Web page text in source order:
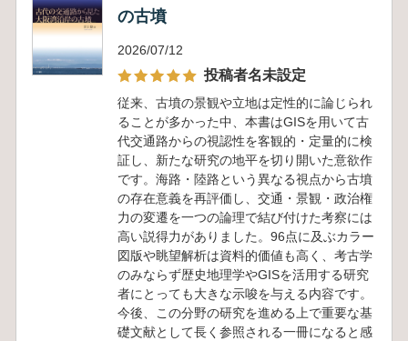
の古墳
2026/07/12
投稿者名未設定
従来、古墳の景観や立地は定性的に論じられ
ることが多かった中、本書はGISを用いて古
代交通路からの視認性を客観的・定量的に検
証し、新たな研究の地平を切り開いた意欲作
です。海路・陸路という異なる視点から古墳
の存在意義を再評価し、交通・景観・政治権
力の変遷を一つの論理で結び付けた考察には
高い説得力がありました。96点に及ぶカラー
図版や眺望解析は資料的価値も高く、考古学
のみならず歴史地理学やGISを活用する研究
者にとっても大きな示唆を与える内容です。
今後、この分野の研究を進める上で重要な基
礎文献として長く参照される一冊になると感